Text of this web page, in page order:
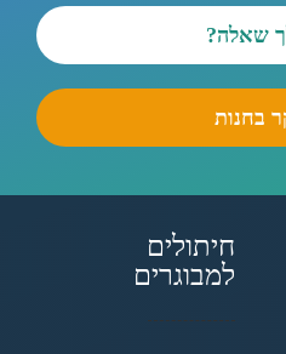
שאלה?
בחנות
חיתולים
למבוגרים